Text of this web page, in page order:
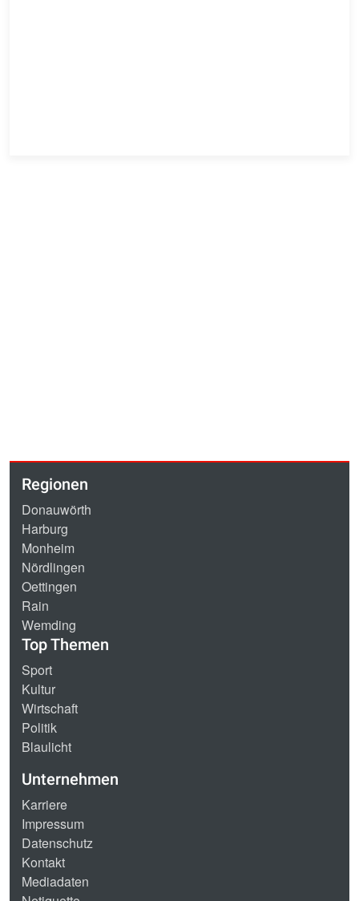
Regionen
Donauwörth
Harburg
Monheim
Nördlingen
Oettingen
Rain
Wemding
Top Themen
Sport
Kultur
Wirtschaft
Politik
Blaulicht
Unternehmen
Karriere
Impressum
Datenschutz
Kontakt
Mediadaten